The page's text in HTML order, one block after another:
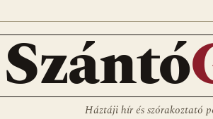
Szántó
Háztáji hír és szórakoztató